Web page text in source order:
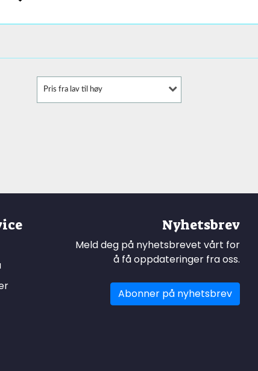
Pris fra lav til høy
Nyhetsbrev
Meld deg på nyhetsbrevet vårt for
å få oppdateringer fra oss.
Abonner på nyhetsbrev